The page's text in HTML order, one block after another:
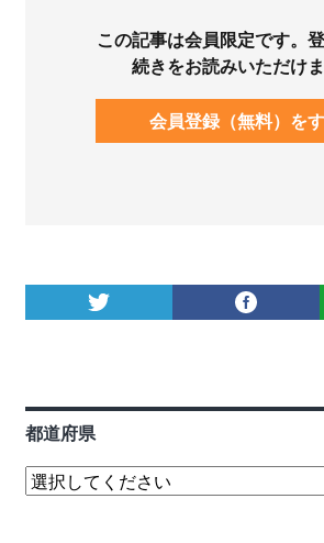
この記事は会員限定です。
続きをお読みいただけま
会員登録（無料）を
都道府県